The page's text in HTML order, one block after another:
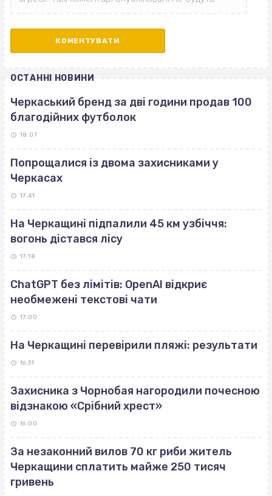
ОСТАННІ НОВИНИ
Черкаський бренд за дві години продав 100
благодійних футболок
18:07
Попрощалися із двома захисниками у
Черкасах
17:41
На Черкащині підпалили 45 км узбіччя:
вогонь дістався лісу
17:18
ChatGPT без лімітів: OpenAI відкриє
необмежені текстові чати
17:00
На Черкащині перевірили пляжі: результати
16:31
Захисника з Чорнобая нагородили почесною
відзнакою «Срібний хрест»
16:00
За незаконний вилов 70 кг риби житель
Черкащини сплатить майже 250 тисяч
гривень